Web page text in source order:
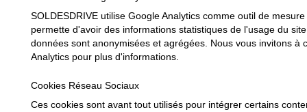
SOLDESDRIVE utilise Google Analytics comme outil de
permette d'avoir des informations statistiques de l'usage du
données sont anonymisées et agrégées. Nous vous invitons à
Analytics pour plus d'informations.
Cookies Réseau Sociaux
Ces cookies sont avant tout utilisés pour intégrer certains